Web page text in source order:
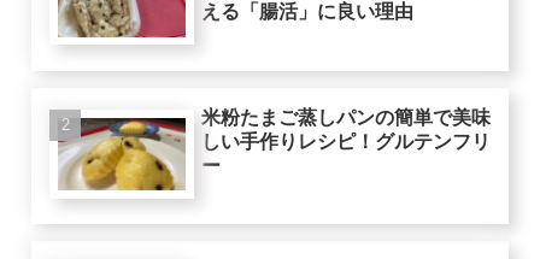
える「腸活」に良い理由
米粉たまご蒸しパンの簡単で美味
しい手作りレシピ！グルテンフリ
ー